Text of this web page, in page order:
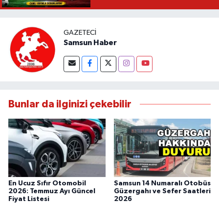
GAZETECI
Samsun Haber
Bunlar da ilginizi çekebilir
En Ucuz Sıfır Otomobil
2026: Temmuz Ayı Güncel
Fiyat Listesi
Samsun 14 Numaralı Otobüs
Güzergahı ve Sefer Saatleri
2026